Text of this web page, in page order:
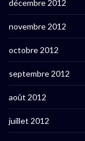
décembre 2012
novembre 2012
octobre 2012
septembre 2012
août 2012
juillet 2012